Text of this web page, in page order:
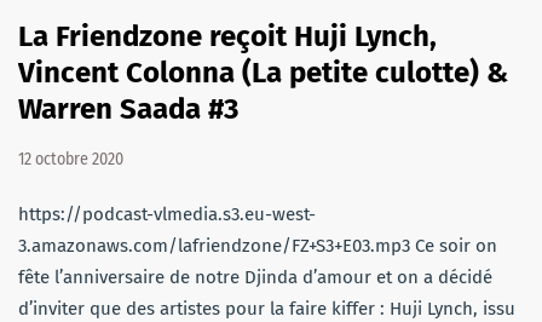
La Friendzone reçoit Huji Lynch,
Vincent Colonna (La petite culotte) &
Warren Saada #3
12 octobre 2020
https://podcast-vlmedia.s3.eu-west-
3.amazonaws.com/lafriendzone/FZ+S3+E03.mp3 Ce soir on
fête l’anniversaire de notre Djinda d’amour et on a décidé
d’inviter que des artistes pour la faire kiffer : Huji Lynch, issu